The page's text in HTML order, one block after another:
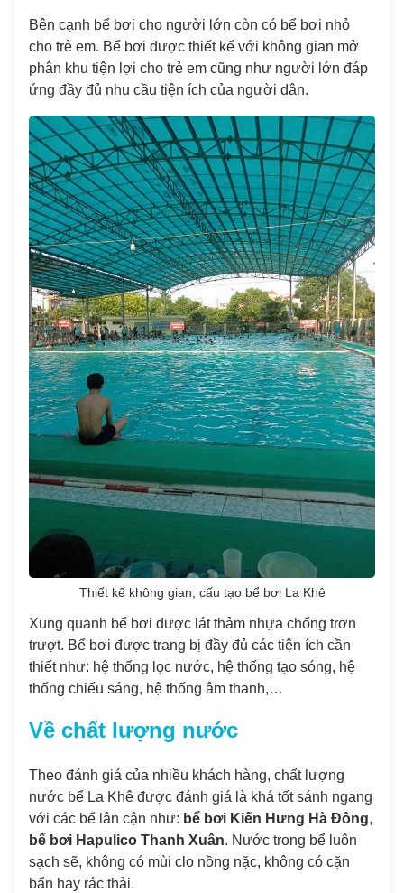
Bên cạnh bể bơi cho người lớn còn có bể bơi nhỏ
cho trẻ em. Bể bơi được thiết kế với không gian mở
phân khu tiện lợi cho trẻ em cũng như người lớn đáp
ứng đầy đủ nhu cầu tiện ích của người dân.
Thiết kế không gian, cấu tạo bể bơi La Khê
Xung quanh bể bơi được lát thảm nhựa chống trơn
trượt. Bể bơi được trang bị đầy đủ các tiện ích cần
thiết như: hệ thống lọc nước, hệ thống tạo sóng, hệ
thống chiếu sáng, hệ thống âm thanh,…
Về chất lượng nước
Theo đánh giá của nhiều khách hàng, chất lượng
nước bể La Khê được đánh giá là khá tốt sánh ngang
với các bể lân cận như: bể bơi Kiến Hưng Hà Đông,
bể bơi Hapulico Thanh Xuân. Nước trong bể luôn
sạch sẽ, không có mùi clo nồng nặc, không có cặn
bẩn hay rác thải.